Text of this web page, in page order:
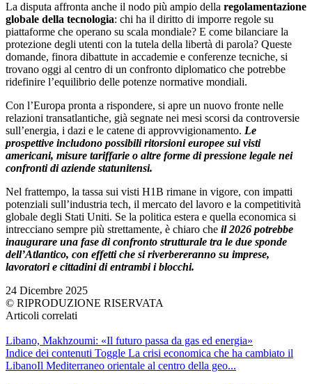
La disputa affronta anche il nodo più ampio della regolamentazione
globale della tecnologia: chi ha il diritto di imporre regole su
piattaforme che operano su scala mondiale? E come bilanciare la
protezione degli utenti con la tutela della libertà di parola? Queste
domande, finora dibattute in accademie e conferenze tecniche, si
trovano oggi al centro di un confronto diplomatico che potrebbe
ridefinire l’equilibrio delle potenze normative mondiali.
Con l’Europa pronta a rispondere, si apre un nuovo fronte nelle
relazioni transatlantiche, già segnate nei mesi scorsi da controversie
sull’energia, i dazi e le catene di approvvigionamento. Le
prospettive includono possibili ritorsioni europee sui visti
americani, misure tariffarie o altre forme di pressione legale nei
confronti di aziende statunitensi.
Nel frattempo, la tassa sui visti H1B rimane in vigore, con impatti
potenziali sull’industria tech, il mercato del lavoro e la competitività
globale degli Stati Uniti. Se la politica estera e quella economica si
intrecciano sempre più strettamente, è chiaro che il 2026 potrebbe
inaugurare una fase di confronto strutturale tra le due sponde
dell’Atlantico, con effetti che si riverbereranno su imprese,
lavoratori e cittadini di entrambi i blocchi.
24 Dicembre 2025
© RIPRODUZIONE RISERVATA
Articoli correlati
Libano, Makhzoumi: «Il futuro passa da gas ed energia»
Indice dei contenuti Toggle La crisi economica che ha cambiato il
LibanoIl Mediterraneo orientale al centro della geo...